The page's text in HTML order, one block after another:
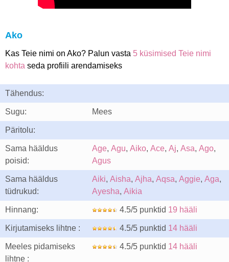
Ako
Kas Teie nimi on Ako? Palun vasta 5 küsimised Teie nimi
kohta seda profiili arendamiseks
Tähendus:
Sugu: Mees
Päritolu:
Sama hääldus
poisid:
Age, Agu, Aiko, Ace, Aj, Asa, Ago,
Agus
Sama hääldus
tüdrukud:
Aiki, Aisha, Ajha, Aqsa, Aggie, Aga,
Ayesha, Aikia
Hinnang: 4.5/5 punktid 19 hääli
Kirjutamiseks lihtne : 4.5/5 punktid 14 hääli
Meeles pidamiseks
lihtne :
4.5/5 punktid 14 hääli